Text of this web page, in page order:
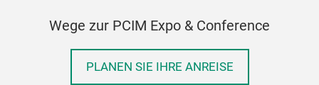
Wege zur PCIM Expo & Conference
PLANEN SIE IHRE ANREISE